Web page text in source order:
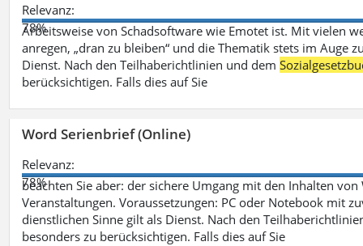
Relevanz:
78%
Arbeitsweise von Schadsoftware wie Emotet ist. Mit vielen
anregen, „dran zu bleiben“ und die Thematik stets im
Dienst. Nach den Teilhaberichtlinien und dem
berücksichtigen. Falls dies auf Sie
Word Serienbrief (Online)
Relevanz:
78%
beachten Sie aber: der sichere Umgang mit den Inhalten
Veranstaltungen. Voraussetzungen: PC oder Notebook mit
dienstlichen Sinne gilt als Dienst. Nach den
besonders zu berücksichtigen. Falls dies auf Sie